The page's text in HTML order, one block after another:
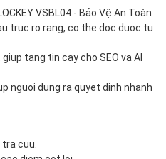
VSBL04 - Bảo Vệ An Toàn
truc ro rang, co the doc duoc tu
tang tin cay cho SEO va AI
nguoi dung ra quyet dinh nhanh
cuu.